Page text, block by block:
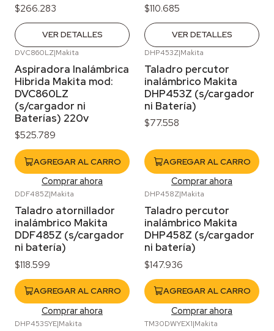
$266.283
VER DETALLES
$110.685
VER DETALLES
DVC860LZ|Makita
Aspiradora Inalámbrica
Hibrida Makita mod:
DVC860LZ
(s/cargador ni
Baterías) 220v
$525.789
AGREGAR AL CARRO
Comprar ahora
DHP453Z|Makita
Taladro percutor
inalámbrico Makita
DHP453Z (s/cargador
ni Batería)
$77.558
AGREGAR AL CARRO
Comprar ahora
DDF485Z|Makita
Taladro atornillador
inalámbrico Makita
DDF485Z (s/cargador
ni batería)
$118.599
AGREGAR AL CARRO
Comprar ahora
DHP458Z|Makita
Taladro percutor
inalámbrico Makita
DHP458Z (s/cargador
ni batería)
$147.936
AGREGAR AL CARRO
Comprar ahora
DHP453SYE|Makita TM30DWYEX1|Makita